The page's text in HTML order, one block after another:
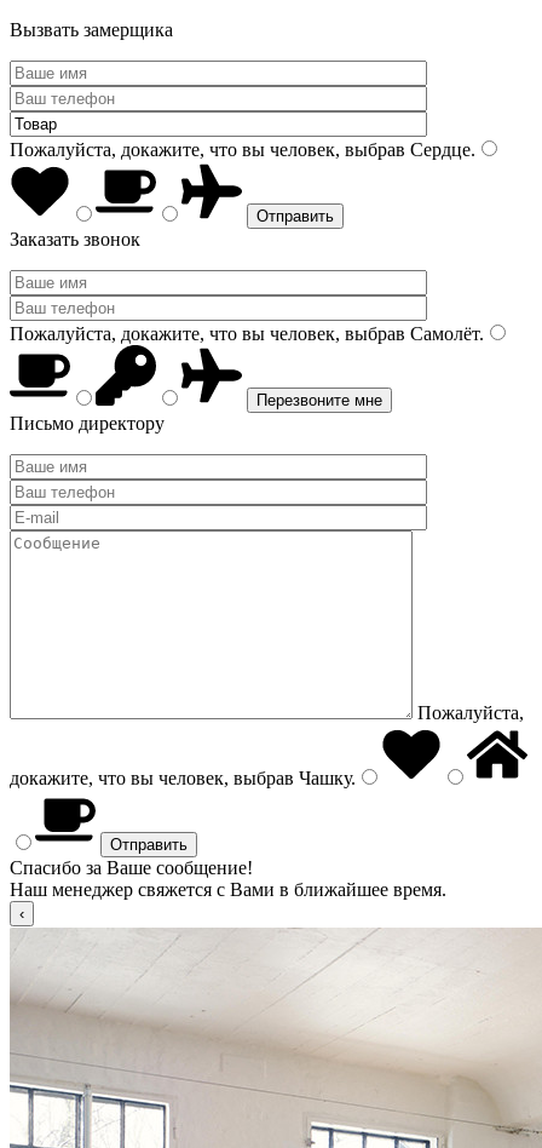
Вызвать замерщика
Пожалуйста, докажите, что вы человек, выбрав Сердце.
Заказать звонок
Пожалуйста, докажите, что вы человек, выбрав Самолёт.
Письмо директору
Пожалуйста,
докажите, что вы человек, выбрав Чашку.
Спасибо за Ваше сообщение!
Наш менеджер свяжется с Вами в ближайшее время.